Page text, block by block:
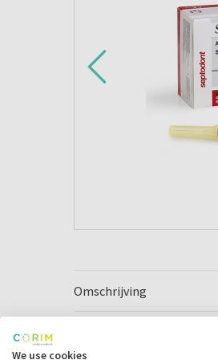
Omschrijving
We use cookies